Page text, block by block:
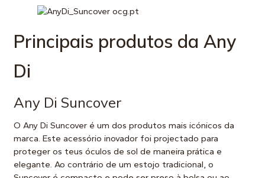
Principais produtos da Any
Di
Any Di Suncover
O Any Di Suncover é um dos produtos mais icónicos da
marca. Este acessório inovador foi projectado para
proteger os teus óculos de sol de maneira prática e
elegante. Ao contrário de um estojo tradicional, o